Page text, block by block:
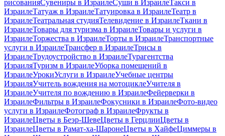
рисованияСувениры в ИзраилеСуши в ИзраилеТакси в
ИзраилеТатуаж в ИзраилеТатуировка в ИзраилеТеатр в
ИзраилеТеатральная студияТелевидение в ИзраилеТкани в
ИзраилеТовары для туризма в ИзраилеТовары и услуги в
ИзраилеТоржества в ИзраилеТорты в ИзраилеТранспортные
услуги в ИзраилеТрансфер в ИзраилеТрисы в
ИзраилеТрудоустройство в ИзраилеТурагентства
ИзраиляТуризм в ИзраилеУборка помещений в
ИзраилеУрокиУслуги в ИзраилеУчебные центры
ИзраиляУчитель вождения на мотоциклеУчителя в
ИзраилеУчителя по вождению в ИзраилеФейерверки в
ИзраилеФильтры в ИзраилеФокусники в ИзраилеФото-видео
услуги в ИзраилеФотограф в ИзраилеФрукты в
ИзраилеЦветы в Беэр-ШевеЦветы в ГерцлииЦветы в
ИзраилеЦветы в Рамат-ха-ШаронеЦветы в ХайфеЦиммеры в